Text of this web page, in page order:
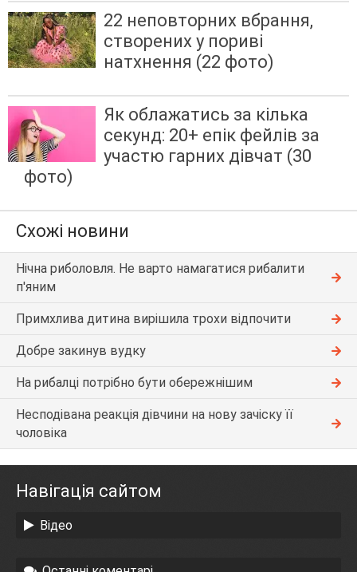
22 неповторних вбрання,
створених у пориві
натхнення (22 фото)
Як облажатись за кілька
секунд: 20+ епік фейлів за
участю гарних дівчат (30
фото)
Схожі новини
Нічна риболовля. Не варто намагатися рибалити
п'яним
Примхлива дитина вирішила трохи відпочити
Добре закинув вудку
На рибалці потрібно бути обережнішим
Несподівана реакція дівчини на нову зачіску її
чоловіка
Навігація сайтом
Відео